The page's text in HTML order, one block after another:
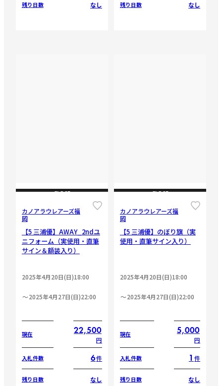
残り日数 なし 残り日数 なし
CLOSE
カノアラウレアーズ福
岡
【5 三浦優】AWAY_2ndユ
ニフォーム（実使用・直筆
サイン＆額装入り）
2025年4月20日(日)18:00
2025年4月27日(日)22:00
現在 22,500
円
入札件数 6件
残り日数 なし
CLOSE
カノアラウレアーズ福
岡
【5 三浦優】のぼり旗（実
使用・直筆サイン入り）
2025年4月20日(日)18:00
2025年4月27日(日)22:00
現在 5,000
円
入札件数 1 件
残り日数 なし